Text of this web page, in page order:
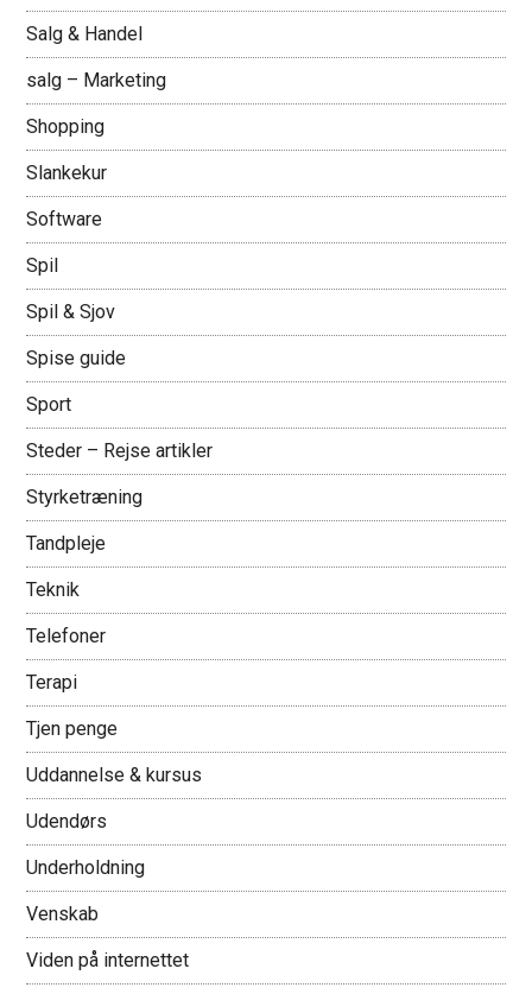
Salg & Handel
salg – Marketing
Shopping
Slankekur
Software
Spil
Spil & Sjov
Spise guide
Sport
Steder – Rejse artikler
Styrketræning
Tandpleje
Teknik
Telefoner
Terapi
Tjen penge
Uddannelse & kursus
Udendørs
Underholdning
Venskab
Viden på internettet